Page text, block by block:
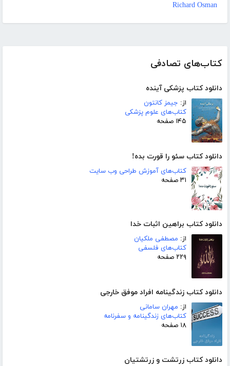
کتاب‌های تصادفی
دانلود کتاب پزشکی آینده
از: جیمز کانتون
کتاب‌های علوم پزشکی
۱۴۵ صفحه
دانلود کتاب سئو را قورت بده!
کتاب‌های آموزش طراحی وب سایت
۳۱ صفحه
دانلود کتاب براهین اثبات خدا
از: مصطفی ملکیان
کتاب‌های فلسفی
۲۲۹ صفحه
دانلود کتاب زندگینامه افراد موفق خارجی
از: مهران سامانی
کتاب‌های زندگینامه و سفرنامه
۱۸ صفحه
دانلود کتاب زرتشت و زرتشتیان
Richard Osman